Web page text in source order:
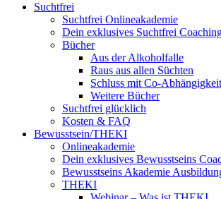
Suchtfrei
Suchtfrei Onlineakademie
Dein exklusives Suchtfrei
Bücher
Aus der Alkoholfalle
Raus aus allen Süchten
Schluss mit Co-Abhängigkeit
Weitere Bücher
Suchtfrei glücklich
Kosten & FAQ
Bewusstsein/THEKI
Onlineakademie
Dein exklusives Bewusstseins
Bewusstseins Akademie
THEKI